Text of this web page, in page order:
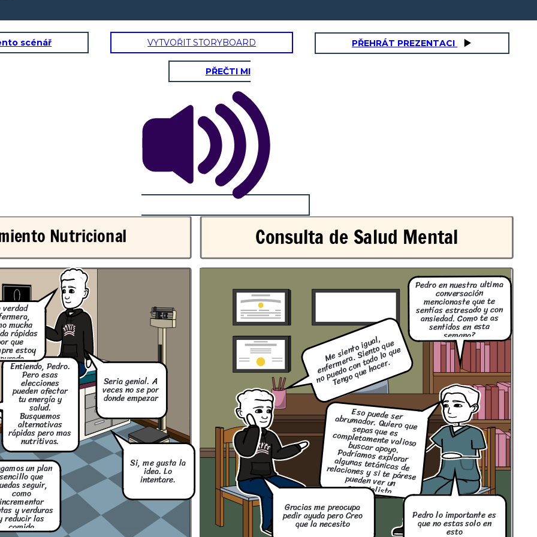
Pedro en nuestra ultima
conversación
mencionaste que te
estresado y con
ansiedad. Como te as
sentidos en esta
semana?
lo importante es
no estas solo en
esto
por
hoy
son
parade
en nuestra ultima
conversación
mencionaste que te
sentías estresado y con
ansiedad. Como te as
sentidos en esta
semana?
scénář VYTVOŘIT STORYBOARD PŘEHRÁT PREZENTACI
PŘEČTI MI
Nutricional Consulta de Salud Mental
Seria genial. A
veces no se por
donde empezar
un plan
sencillo que
seguir,
como
incrementar
y verduras
reducir las
comida
Si, me gusta la
idea. Lo
intentare.
Entiendo, Pedro.
Pero esas
elecciones
pueden afectar
tu energía y
salud.
Busquemos
alternativas
rápidas pero mas
nutritivas.
verdad
mucha
rápidas
que
estoy
Pedro en nuestra ultima
conversación
mencionaste que te
sentías estresado y con
ansiedad. Como te as
sentidos en esta
semana?
M
e
si
e
nt
o i
g
u
al,
e
nf
er
m
er
a.
Si
e
nt
o
q
u
e
n
o
p
u
e
d
o
c
o
n t
o
d
o l
o
q
u
e
T
e
n
g
o
q
u
e
h
a
c
er.
Eso puede ser
abrumador. Quiero que
sepas que es
completamente valioso
buscar apoyo.
Podríamos explorar algunas tetánicas de relaciones y si te párese
pueden ver un
especialista
Gracias me preocupa
pedir ayuda pero Creo
que la necesito
Pedro lo importante es
que no estas solo en
esto